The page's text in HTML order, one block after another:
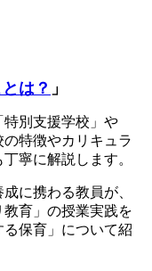
は？ 」
特別支援学校」や
の特徴やカリキュラ
寧に解説します。
に携わる教員が、
育」の授業実践を
保育」について紹